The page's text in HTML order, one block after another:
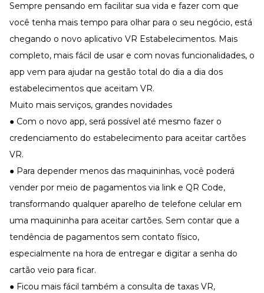
Todos os Materiais Gratuitos
Confira nossos materiais
E-book
Ferramentas e Templates
Para agilizar o seu trabalho
Conteúdo prático e rápido
Kits
Materiais centralizados
Newsletters
Sempre pensando em facilitar sua vida e fazer com que
você tenha mais tempo para olhar para o seu negócio, está
chegando o novo aplicativo VR Estabelecimentos. Mais
completo, mais fácil de usar e com novas funcionalidades, o
app vem para ajudar na gestão total do dia a dia dos
estabelecimentos que aceitam VR.
Muito mais serviços, grandes novidades
● Com o novo app, será possível até mesmo fazer o
credenciamento do estabelecimento para aceitar cartões
VR.
● Para depender menos das maquininhas, você poderá
vender por meio de pagamentos via link e QR Code,
transformando qualquer aparelho de telefone celular em
uma maquininha para aceitar cartões. Sem contar que a
tendência de pagamentos sem contato físico,
especialmente na hora de entregar e digitar a senha do
cartão veio para ficar.
● Ficou mais fácil também a consulta de taxas VR,